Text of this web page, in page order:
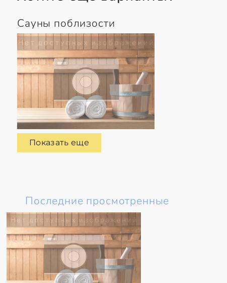
Сауны поблизости
Показать еще
Последние просмотренные